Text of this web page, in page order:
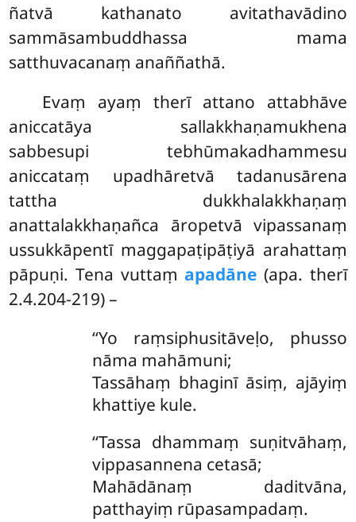
ñatvā kathanato avitathavādino
sammāsambuddhassa mama
satthuvacanaṃ anaññathā.
Evaṃ ayaṃ therī attano attabhāve
aniccatāya sallakkhaṇamukhena
sabbesupi tebhūmakadhammesu
aniccataṃ upadhāretvā tadanusārena
tattha dukkhalakkhaṇaṃ
anattalakkhaṇañca āropetvā vipassanaṃ
ussukkāpentī maggapaṭipāṭiyā arahattaṃ
pāpuṇi. Tena vuttaṃ apadāne (apa. therī
2.4.204-219) –
‘‘Yo raṃsiphusitāveḷo, phusso
nāma mahāmuni;
Tassāhaṃ bhaginī āsiṃ, ajāyiṃ
khattiye kule.
‘‘Tassa dhammaṃ suṇitvāhaṃ,
vippasannena cetasā;
Mahādānaṃ daditvāna,
patthayiṃ rūpasampadaṃ.